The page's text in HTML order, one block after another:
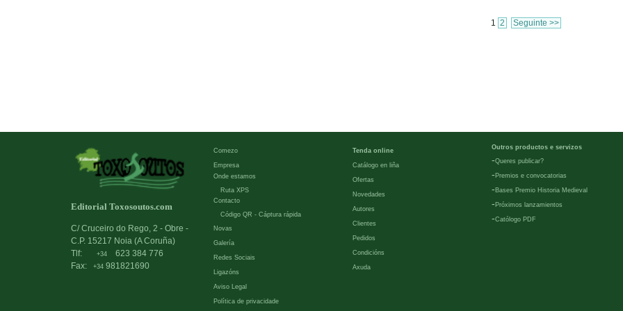
1 2 Seguinte >>
Editorial Toxosoutos.com
C/ Cruceiro do Rego, 2 - Obre -
C.P. 15217 Noia (A Coruña)
Tlf:
+34
623 384 776
Fax:
+34 981821690
Comezo
Empresa
Onde estamos
Ruta XPS
Contacto
Código QR - Cáptura rápida
Novas
Galería
Redes Sociais
Ligazóns
Aviso Legal
Política de privacidade
Tenda online
Catálogo en liña
Ofertas
Novedades
Autores
Clientes
Pedidos
Condicións
Axuda
Outros productos e servizos
-Queres publicar?
- Premios e convocatorias
- Bases Premio Historia Medieval
- Próximos lanzamientos
-Católogo PDF